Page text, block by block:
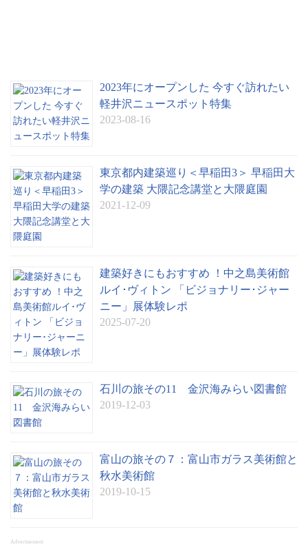
2023年にオープンした 今すぐ訪れたい
軽井沢ニュースポット特集
2023-08-16
東京都内建築巡り＜早稲田3＞ 早稲田大
学の建築 大隈記念講堂と大隈庭園
2021-12-09
建築好きにもおすすめ ！中之島美術館
ルイ･ヴィトン 「ビジョナリー･ジャー
ニー」展体験レポ
2025-07-20
石川の旅その11 金沢海みらい図書館
2019-12-03
富山の旅その７：富山市ガラス美術館と
秋水美術館
2019-10-15
Advertisement